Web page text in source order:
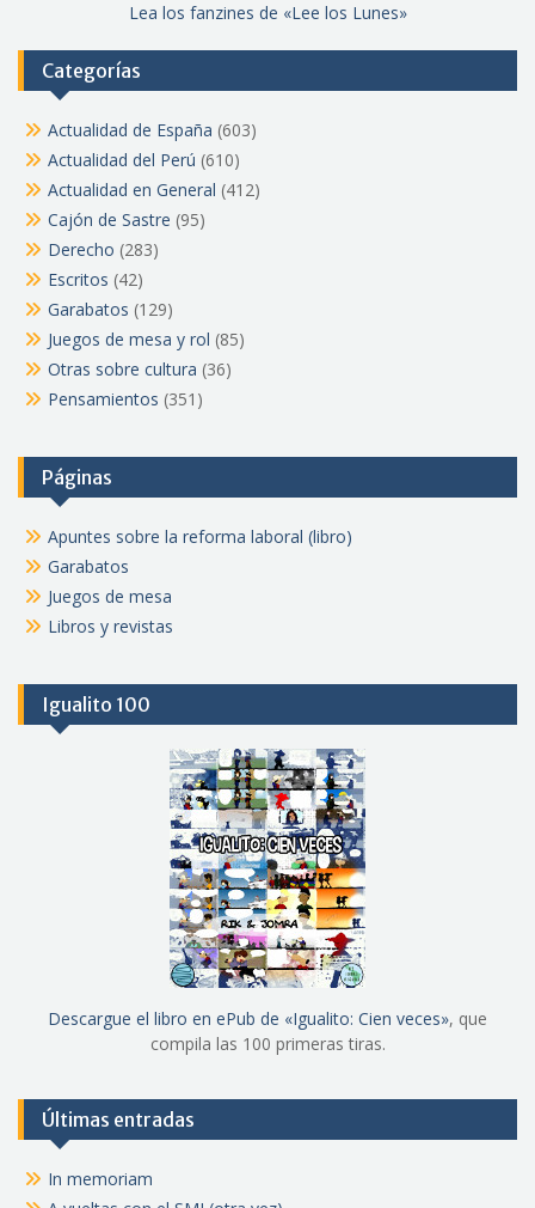
Lea los fanzines de «Lee los Lunes»
Categorías
Actualidad de España (603)
Actualidad del Perú (610)
Actualidad en General (412)
Cajón de Sastre (95)
Derecho (283)
Escritos (42)
Garabatos (129)
Juegos de mesa y rol (85)
Otras sobre cultura (36)
Pensamientos (351)
Páginas
Apuntes sobre la reforma laboral (libro)
Garabatos
Juegos de mesa
Libros y revistas
Igualito 100
Descargue el libro en ePub de «Igualito: Cien veces», que
compila las 100 primeras tiras.
Últimas entradas
In memoriam